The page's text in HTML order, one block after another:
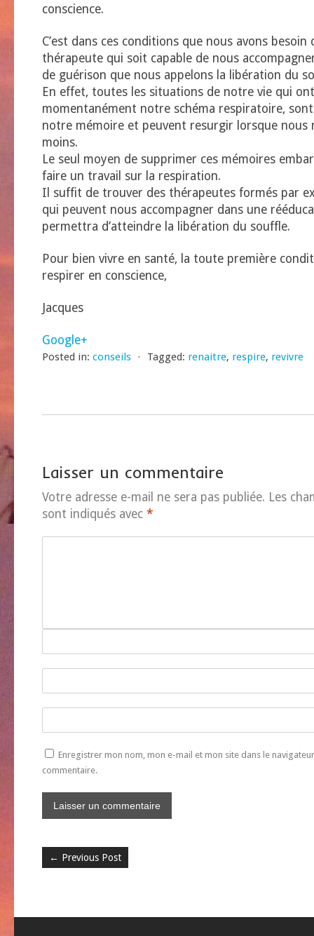
conscience.
C’est dans ces conditions que nous avons besoin
thérapeute qui soit capable de nous
de guérison que nous appelons la libération du
En effet, toutes les situations de notre vie qui
momentanément notre schéma respiratoire,
notre mémoire et peuvent resurgir lorsque nous
moins.
Le seul moyen de supprimer ces mémoires
faire un travail sur la respiration.
Il suffit de trouver des thérapeutes formés par
qui peuvent nous accompagner dans une
permettra d’atteindre la libération du souffle.
Pour bien vivre en santé, la toute première
respirer en conscience,
Jacques
Google+
Posted in: conseils ⋅ Tagged: renaitre, respire, revivre
Laisser un commentaire
Votre adresse e-mail ne sera pas publiée. Les
sont indiqués avec *
Enregistrer mon nom, mon e-mail et mon site dans le
commentaire.
← Previous Post